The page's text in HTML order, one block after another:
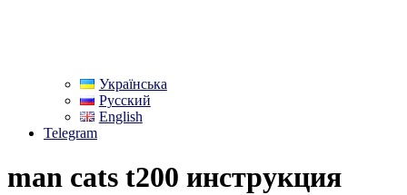
Українська
Русский
English
Telegram
man cats t200 инструкция